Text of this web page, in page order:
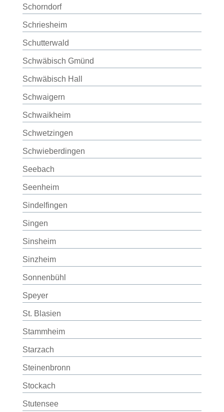
Schorndorf
Schriesheim
Schutterwald
Schwäbisch Gmünd
Schwäbisch Hall
Schwaigern
Schwaikheim
Schwetzingen
Schwieberdingen
Seebach
Seenheim
Sindelfingen
Singen
Sinsheim
Sinzheim
Sonnenbühl
Speyer
St. Blasien
Stammheim
Starzach
Steinenbronn
Stockach
Stutensee